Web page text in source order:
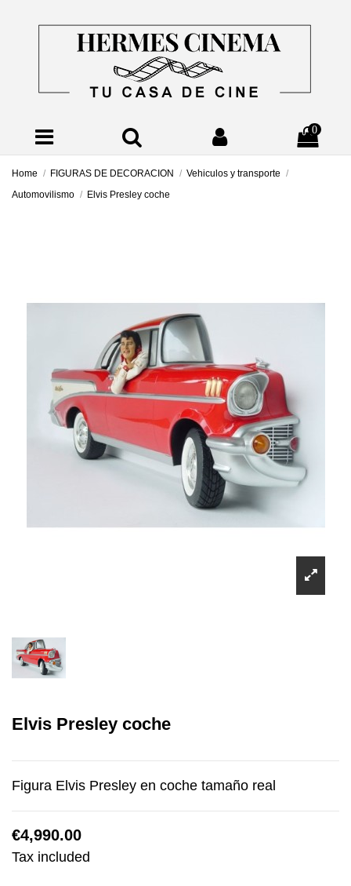
0
Home FIGURAS DE DECORACION
Vehiculos y transporte
Automovilismo
Elvis Presley coche
Elvis Presley coche
Figura Elvis Presley en coche tamaño real
€4,990.00
Tax included